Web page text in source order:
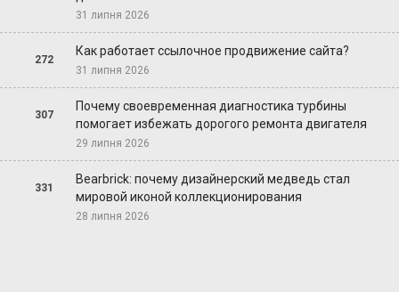
31 липня 2026
272
Как работает ссылочное продвижение сайта?
31 липня 2026
307
Почему своевременная диагностика турбины
помогает избежать дорогого ремонта двигателя
29 липня 2026
331
Bearbrick: почему дизайнерский медведь стал
мировой иконой коллекционирования
28 липня 2026